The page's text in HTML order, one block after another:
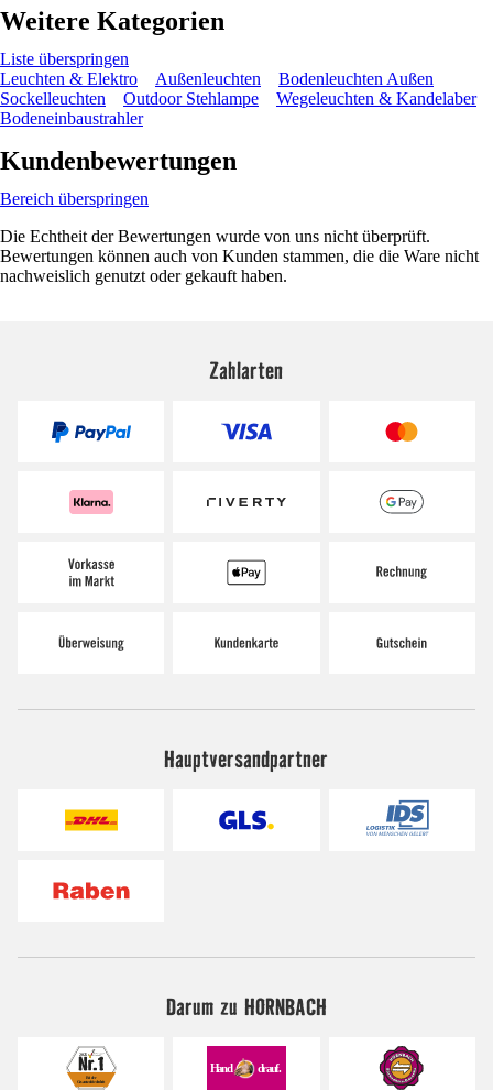
Weitere Kategorien
Liste überspringen
Leuchten & Elektro
Außenleuchten
Bodenleuchten Außen
Sockelleuchten
Outdoor Stehlampe
Wegeleuchten & Kandelaber
Bodeneinbaustrahler
Kundenbewertungen
Bereich überspringen
Die Echtheit der Bewertungen wurde von uns nicht überprüft.
Bewertungen können auch von Kunden stammen, die die Ware nicht
nachweislich genutzt oder gekauft haben.
Zahlarten
Hauptversandpartner
Darum zu HORNBACH